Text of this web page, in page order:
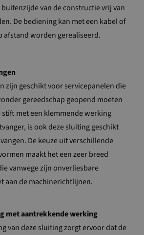
van de constructie vrij van
De bediening kan met een kabel of
afstand worden gerealiseerd.
zijn geschikt voor servicepanelen die
gereedschap geopend moeten
met een klemmende werking
is ook deze sluiting geschikt
De keuze uit verschillende
maakt het een zeer breed
vanwege zijn onverliesbare
aan de machinerichtlijnen.
met aantrekkende werking
van deze sluiting zorgt ervoor dat de